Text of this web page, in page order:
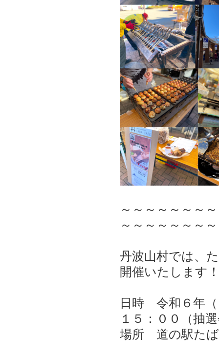
～～～～～～～
～～～～～～～
丹波山村では、
開催いたします
日時 令和６年（
１５：００（抽
場所 道の駅た